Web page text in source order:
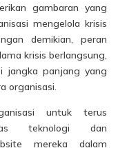
gambaran yang
mengelola krisis
demikian, peran
krisis berlangsung,
jangka panjang yang
organisasi.
untuk terus
teknologi dan
mereka dalam